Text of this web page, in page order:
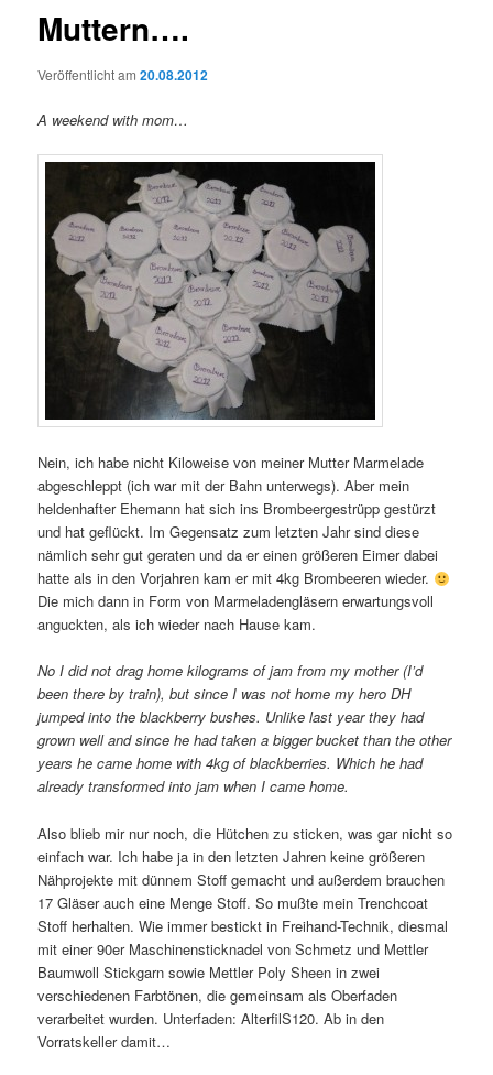
Muttern….
Veröffentlicht am20.08.2012
A weekend with mom…
Nein, ich habe nicht Kiloweise von meiner Mutter Marmelade
abgeschleppt (ich war mit der Bahn unterwegs). Aber mein
heldenhafter Ehemann hat sich ins Brombeergestrüpp gestürzt
und hat geflückt. Im Gegensatz zum letzten Jahr sind diese
nämlich sehr gut geraten und da er einen größeren Eimer dabei
hatte als in den Vorjahren kam er mit 4kg Brombeeren wieder.
Die mich dann in Form von Marmeladengläsern erwartungsvoll
anguckten, als ich wieder nach Hause kam.
No I did not drag home kilograms of jam from my mother (I’d
been there by train), but since I was not home my hero DH
jumped into the blackberry bushes. Unlike last year they had
grown well and since he had taken a bigger bucket than the other
years he came home with 4kg of blackberries. Which he had
already transformed into jam when I came home.
Also blieb mir nur noch, die Hütchen zu sticken, was gar nicht so
einfach war. Ich habe ja in den letzten Jahren keine größeren
Nähprojekte mit dünnem Stoff gemacht und außerdem brauchen
17 Gläser auch eine Menge Stoff. So mußte mein Trenchcoat
Stoff herhalten. Wie immer bestickt in Freihand-Technik, diesmal
mit einer 90er Maschinensticknadel von Schmetz und Mettler
Baumwoll Stickgarn sowie Mettler Poly Sheen in zwei
verschiedenen Farbtönen, die gemeinsam als Oberfaden
verarbeitet wurden. Unterfaden: AlterfilS120. Ab in den
Vorratskeller damit…